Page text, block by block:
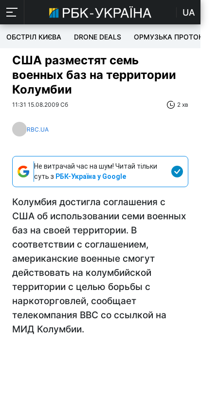
UA
ОБСТРІЛ КИЄВА DRONE DEALS ОРМУЗЬКА ПРОТОКА
США разместят семь
военных баз на территории
Колумбии
11:31 15.08.2009 Сб 2 хв
RBC.UA
Не витрачай час на шум! Читай тільки
суть з РБК-Україна у Google
Колумбия достигла соглашения с
США об использовании семи военных
баз на своей территории. В
соответствии с соглашением,
американские военные смогут
действовать на колумбийской
территории с целью борьбы с
наркоторговлей, сообщает
телекомпания BBC со ссылкой на
МИД Колумбии.